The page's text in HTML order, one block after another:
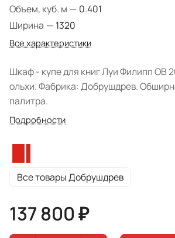
Объем, куб. м — 0.401
Ширина — 1320
Все характеристики
Шкаф - купе для книг Луи Филипп ОВ
ольхи. Фабрика: Добрушдрев.
палитра.
Подробности
Все товары Добрушдрев
137 800 ₽